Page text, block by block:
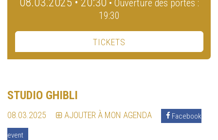
• Ouverture des portes :
19:30
TICKETS
STUDIO GHIBLI
08.03.2025 AJOUTER À MON AGENDA Facebook
event